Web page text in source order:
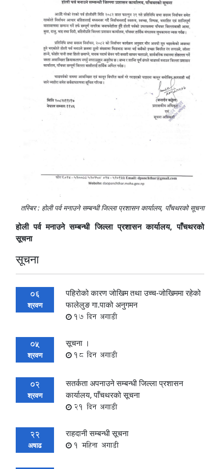
तस्बिर : होली पर्व मनाउने सम्बन्धी जिल्ला प्रशासन कार्यालय, पाँचथरको सूचना
होली पर्व मनाउने सम्बन्धी जिल्ला प्रशासन कार्यालय, पाँचथरको
सूचना
सूचना
06
श्रवण
पहिरोको कारण जोखिम तथा उच्च-जोखिममा रहेको
फालेलुङ गा.पाको अनुगमन
17 दिन अगाडी
05
श्रवण
सूचना ।
18 दिन अगाडी
02
श्रवण
सतर्कता अपनाउने सम्बन्धी जिल्ला प्रशासन
कार्यालय, पाँचथरको सूचना
21 दिन अगाडी
22
अषाढ
राहदानी सम्बन्धी सूचना
1 महिना अगाडी